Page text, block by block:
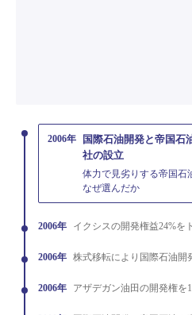
2006年
国際石油開発と帝国石
社の設立
体力で見劣りする帝国石
なぜ選んだか
2006年 イクシスの開発権益24%を
2006年 株式移転により国際石油開
2006年 アザデガン油田の開発権を